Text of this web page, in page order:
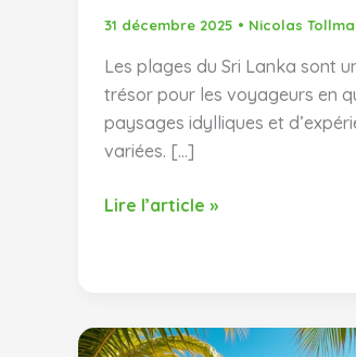
31 décembre 2025 • Nicolas
Les plages du Sri Lanka sont
trésor pour les voyageurs en
paysages idylliques et
variées. […]
Plages
guide
Lire l’article »